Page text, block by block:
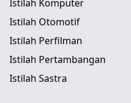
Istilah Komputer
Istilah Otomotif
Istilah Perfilman
Istilah Pertambangan
Istilah Sastra